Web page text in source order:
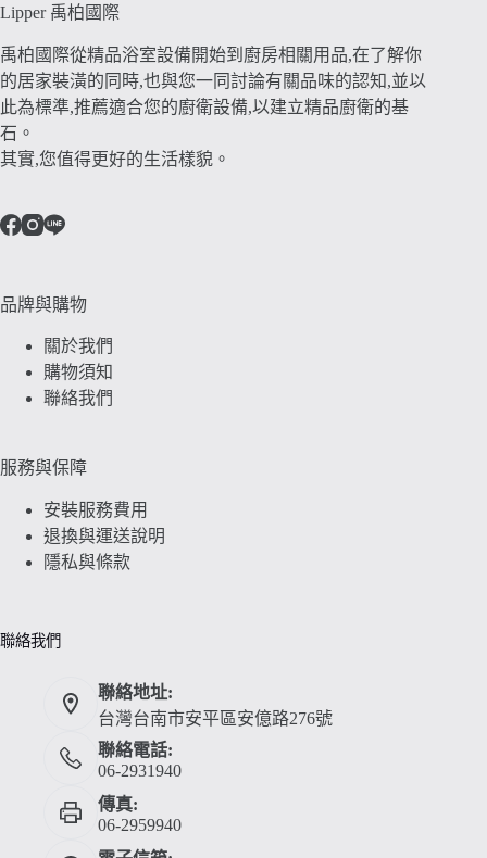
Lipper 禹柏國際
禹柏國際從精品浴室設備開始到廚房相關用品,在了解你
的居家裝潢的同時,也與您一同討論有關品味的認知,並以
此為標準,推薦適合您的廚衛設備,以建立精品廚衛的基
石。
其實,您值得更好的生活樣貌。
品牌與購物
關於我們
購物須知
聯絡我們
服務與保障
安裝服務費用
退換與運送說明
隱私與條款
聯絡我們
聯絡地址:
台灣台南市安平區安億路276號
聯絡電話:
06-2931940
傳真:
06-2959940